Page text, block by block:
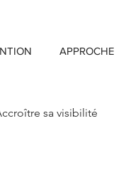
APPROCHE
sa visibilité